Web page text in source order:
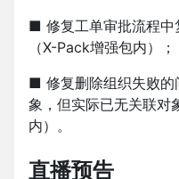
■ 修复工单审批流程中
（X-Pack增强包内）；
■ 修复删除组织失败的
象，但实际已无关联对
内）。
直播预告